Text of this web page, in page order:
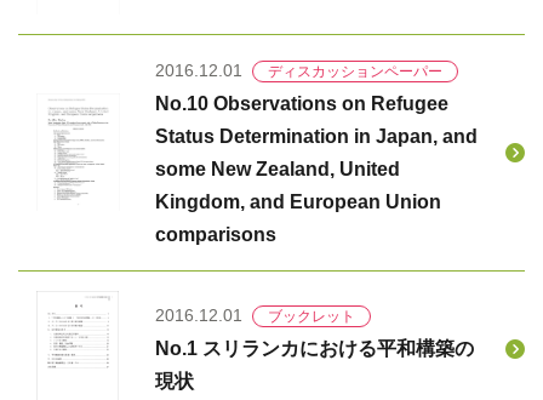
2016.12.01 ディスカッションペーパー
No.10 Observations on Refugee
Status Determination in Japan, and
some New Zealand, United
Kingdom, and European Union
comparisons
2016.12.01 ブックレット
No.1 スリランカにおける平和構築の
現状